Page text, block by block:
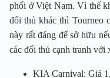
phối ở Việt Nam. Vì thế
đối thủ khác thì Tourneo
này rất đáng để sở hữu
các đối thủ cạnh tranh với
KIA Carnival: Giá